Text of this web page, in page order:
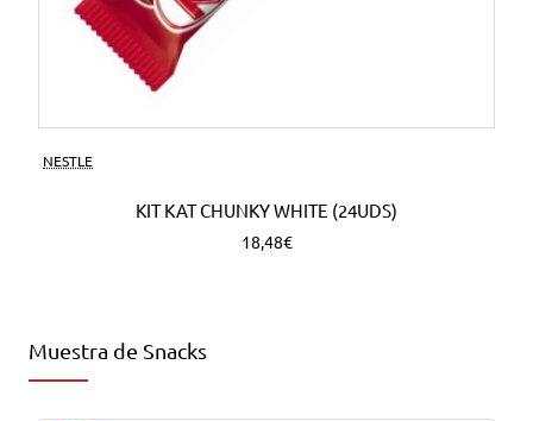
NESTLE
KIT KAT CHUNKY WHITE (24UDS)
18,48€
Muestra de Snacks